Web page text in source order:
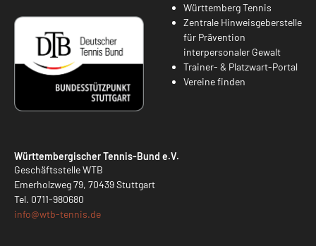
Württemberg Tennis
Zentrale Hinweisgeberstelle
für Prävention
interpersonaler Gewalt
Trainer- & Platzwart-Portal
Vereine finden
Württembergischer Tennis-Bund e.V.
Geschäftsstelle WTB
Emerholzweg 79, 70439 Stuttgart
Tel. 0711-980680
info@wtb-tennis.de